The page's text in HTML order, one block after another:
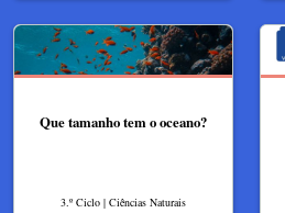
Que tamanho tem o oceano?​
3.º Ciclo | Ciências Naturais